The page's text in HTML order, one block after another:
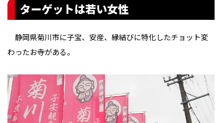
ターゲットは若い女性
静岡県菊川市に子宝、安産、縁結びに特化したチョット変
わったお寺がある。